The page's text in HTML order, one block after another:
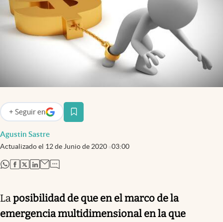
Clase
Clima
Mediakit
abre en nueva pestaña
Agustin Sastre
Actualizado el 12 de Junio de 2020 03:00
+ Seguir en
abre en nueva pestaña
abre en nueva pestaña
abre en nueva pestaña
abre en nueva pestaña
abre en nueva pestaña
Laposibilidad de que en el marco de la
emergencia multidimensional en la que